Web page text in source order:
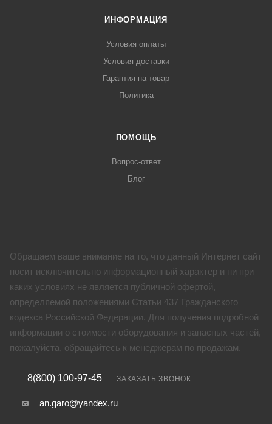
ИНФОРМАЦИЯ
Условия оплаты
Условия доставки
Гарантия на товар
Политика
ПОМОЩЬ
Вопрос-ответ
Блог
Обращаем ваше внимание на то, что данный Интернет сайт
носит исключительно информационный характер и ни при
каких условиях не является публичной офертой,
определяемой положениями Статьи 437 Гражданского
кодекса Российской Федерации. Для получения подробной
информации о стоимости оборудования и запасных частей,
пожалуйста, обращайтесь к менеджерам по продажам.
8(800) 100-97-45 ЗАКАЗАТЬ ЗВОНОК
an.garo@yandex.ru